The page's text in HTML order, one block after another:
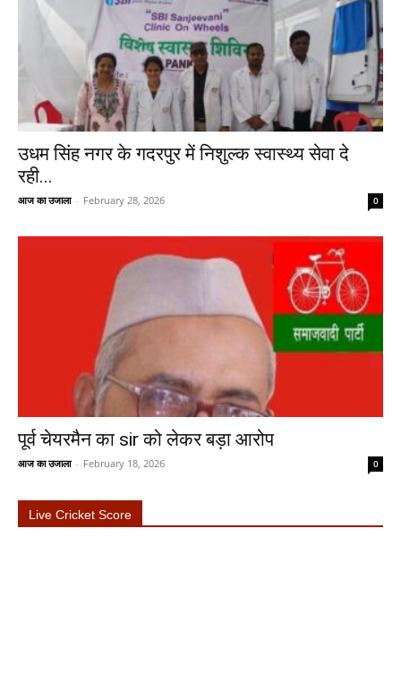
उधम सिंह नगर के गदरपुर में निशुल्क स्वास्थ्य सेवा दे
रही...
आज का उजाला - February 28, 2026 0
पूर्व चेयरमैन का sir को लेकर बड़ा आरोप
आज का उजाला - February 18, 2026 0
Live Cricket Score